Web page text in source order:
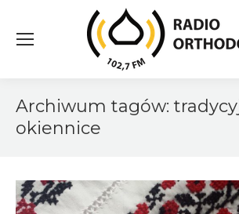
Archiwum tagów:
okiennice